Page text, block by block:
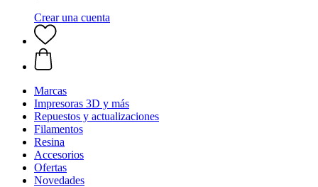
Crear una cuenta
Marcas
Impresoras 3D y más
Repuestos y actualizaciones
Filamentos
Resina
Accesorios
Ofertas
Novedades